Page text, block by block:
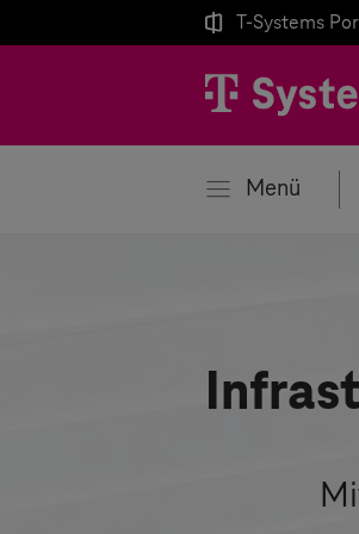
 T-Systems
Menü